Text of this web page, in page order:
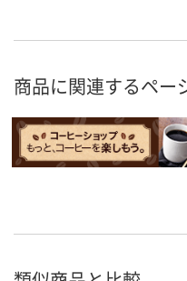
商品に関連するペー